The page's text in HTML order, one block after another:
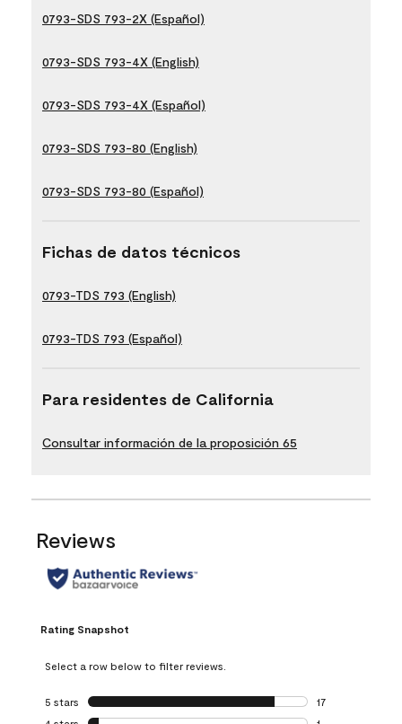
0793-SDS 793-2X (Español)
0793-SDS 793-4X (English)
0793-SDS 793-4X (Español)
0793-SDS 793-80 (English)
0793-SDS 793-80 (Español)
Fichas de datos técnicos
0793-TDS 793 (English)
0793-TDS 793 (Español)
Para residentes de California
Consultar información de la proposición 65
Reviews
Rating Snapshot
Select a row below to filter reviews.
5 stars stars
17
17 reviews with